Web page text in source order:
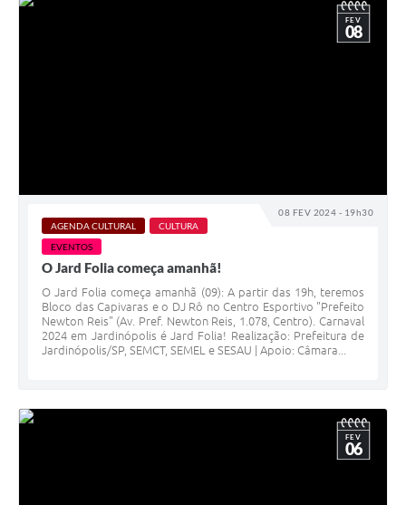
08 FEV 2024 - 19h30
FEV
08
AGENDA CULTURAL
CULTURA
EVENTOS
O Jard Folia começa amanhã!
O Jard Folia começa amanhã (09): A partir das 19h, teremos
Bloco das Capivaras e o DJ Rô no Centro Esportivo "Prefeito
Newton Reis" (Av. Pref. Newton Reis, 1.078, Centro). Carnaval
2024 em Jardinópolis é Jard Folia! Realização: Prefeitura de
Jardinópolis/SP, SEMCT, SEMEL e SESAU | Apoio: Câmara...
FEV
06